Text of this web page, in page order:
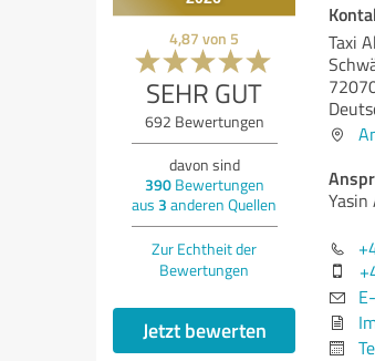
4,87 von 5
SEHR GUT
692 Bewertungen
davon sind
390Bewertungen
aus 3 anderen Quellen
Zur Echtheit der
Bewertungen
Jetzt bewerten
Taxi